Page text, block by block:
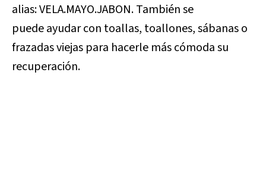
alias: VELA.MAYO.JABON. También se
puede ayudar con toallas, toallones, sábanas o
frazadas viejas para hacerle más cómoda su
recuperación.